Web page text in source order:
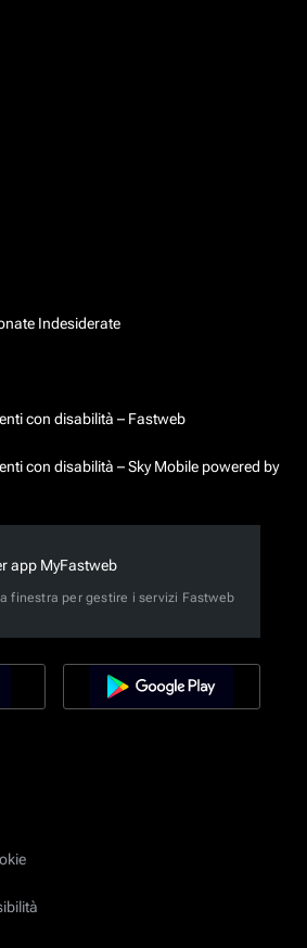
Indesiderate
con disabilità – Fastweb
con disabilità – Sky Mobile powered by
app MyFastweb
finestra per gestire i servizi Fastweb